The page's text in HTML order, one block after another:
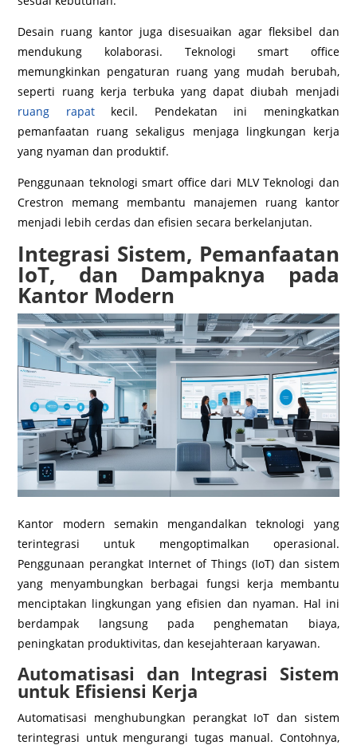
Desain ruang kantor juga disesuaikan agar fleksibel dan
mendukung kolaborasi. Teknologi smart office
memungkinkan pengaturan ruang yang mudah berubah,
seperti ruang kerja terbuka yang dapat diubah menjadi
ruang rapatkecil. Pendekatan ini meningkatkan
pemanfaatan ruang sekaligus menjaga lingkungan kerja
yang nyaman dan produktif.
Penggunaan teknologi smart office dari MLV Teknologi dan
Crestron memang membantu manajemen ruang kantor
menjadi lebih cerdas dan efisien secara berkelanjutan.
Integrasi Sistem, Pemanfaatan
IoT, dan Dampaknya pada
Kantor Modern
Kantor modern semakin mengandalkan teknologi yang
terintegrasi untuk mengoptimalkan operasional.
Penggunaan perangkat Internet of Things (IoT) dan sistem
yang menyambungkan berbagai fungsi kerja membantu
menciptakan lingkungan yang efisien dan nyaman. Hal ini
berdampak langsung pada penghematan biaya,
peningkatan produktivitas, dan kesejahteraan karyawan.
Automatisasi dan Integrasi Sistem
untuk Efisiensi Kerja
Automatisasi menghubungkan perangkat IoT dan sistem
terintegrasi untuk mengurangi tugas manual. Contohnya,